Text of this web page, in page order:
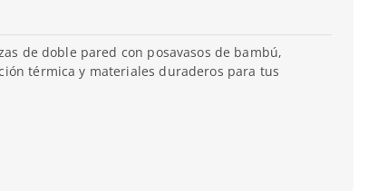
de doble pared con posavasos de bambú,
térmica y materiales duraderos para tus